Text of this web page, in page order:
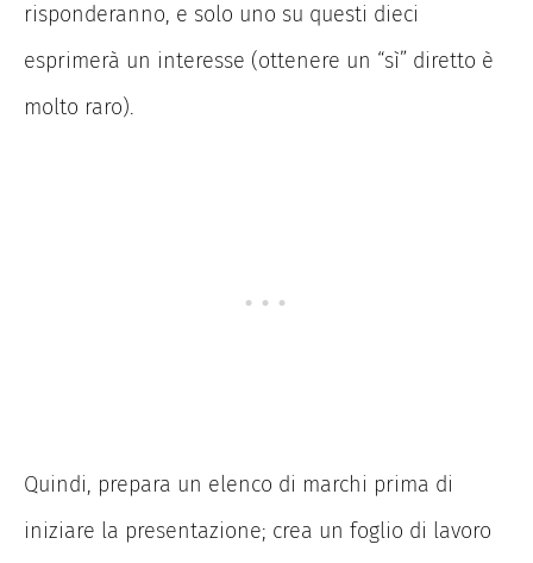
risponderanno, e solo uno su questi dieci
esprimerà un interesse (ottenere un “sì” diretto è
molto raro).
Quindi, prepara un elenco di marchi prima di
iniziare la presentazione; crea un foglio di lavoro